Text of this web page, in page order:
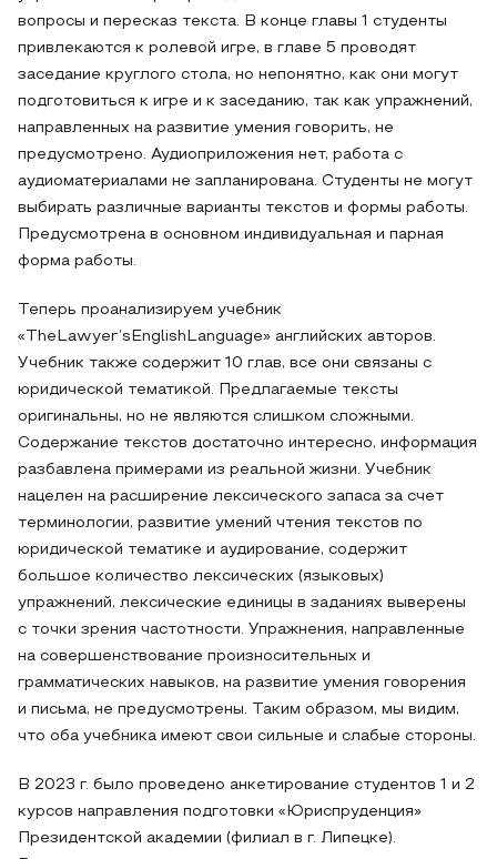
вопросы и пересказ текста. В конце главы 1 студенты
привлекаются к ролевой игре, в главе 5 проводят
заседание круглого стола, но непонятно, как они могут
подготовиться к игре и к заседанию, так как упражнений,
направленных на развитие умения говорить, не
предусмотрено. Аудиоприложения нет, работа с
аудиоматериалами не запланирована. Студенты не могут
выбирать различные варианты текстов и формы работы.
Предусмотрена в основном индивидуальная и парная
форма работы.
Теперь проанализируем учебник
«TheLawyer’sEnglishLanguage» английских авторов.
Учебник также содержит 10 глав, все они связаны с
юридической тематикой. Предлагаемые тексты
оригинальны, но не являются слишком сложными.
Содержание текстов достаточно интересно, информация
разбавлена примерами из реальной жизни. Учебник
нацелен на расширение лексического запаса за счет
терминологии, развитие умений чтения текстов по
юридической тематике и аудирование, содержит
большое количество лексических (языковых)
упражнений, лексические единицы в заданиях выверены
с точки зрения частотности. Упражнения, направленные
на совершенствование произносительных и
грамматических навыков, на развитие умения говорения
и письма, не предусмотрены. Таким образом, мы видим,
что оба учебника имеют свои сильные и слабые стороны.
В 2023 г. было проведено анкетирование студентов 1 и 2
курсов направления подготовки «Юриспруденция»
Президентской академии (филиал в г. Липецке).